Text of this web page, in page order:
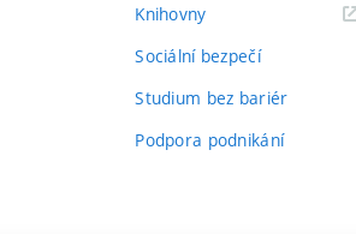
Knihovny(externí
Sociální bezpečí
Studium bez bariér
Podpora podnikání